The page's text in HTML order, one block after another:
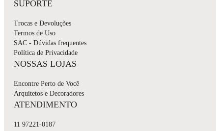
SUPORTE
Trocas e Devoluções
Termos de Uso
SAC - Dúvidas frequentes
Política de Privacidade
NOSSAS LOJAS
Encontre Perto de Você
Arquitetos e Decoradores
ATENDIMENTO
11 97221-0187